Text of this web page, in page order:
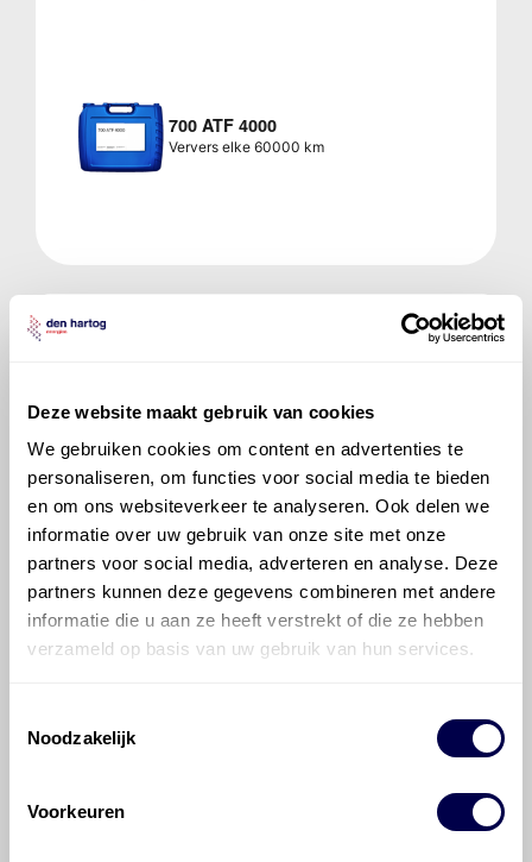
Deze website maakt gebruik van cookies
We gebruiken cookies om content en advertenties te
personaliseren, om functies voor social media te bieden
en om ons websiteverkeer te analyseren. Ook delen we
informatie over uw gebruik van onze site met onze
partners voor social media, adverteren en analyse. Deze
partners kunnen deze gegevens combineren met andere
informatie die u aan ze heeft verstrekt of die ze hebben
verzameld op basis van uw gebruik van hun services.
Noodzakelijk
Voorkeuren
700 ATF 4000
Ververs elke 60000 km
Veelgestelde vragen over
Welke motorolie adviseert Den Hartog
voor de Audi 90 90 2.3 E?
Hoeveel motorolie gaat er in een Audi
90?
Hoe vaak moet de motorolie ververst
Voor welke onderdelen van de Audi 90